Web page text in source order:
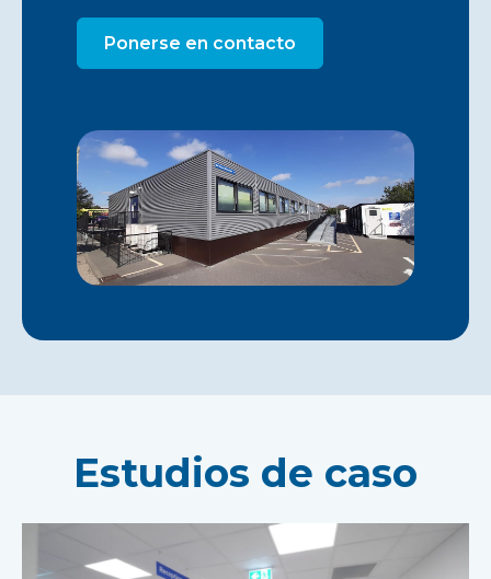
Ponerse en contacto
Estudios de caso